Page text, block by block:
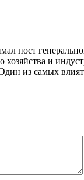
пост
хозяйства и
из самых